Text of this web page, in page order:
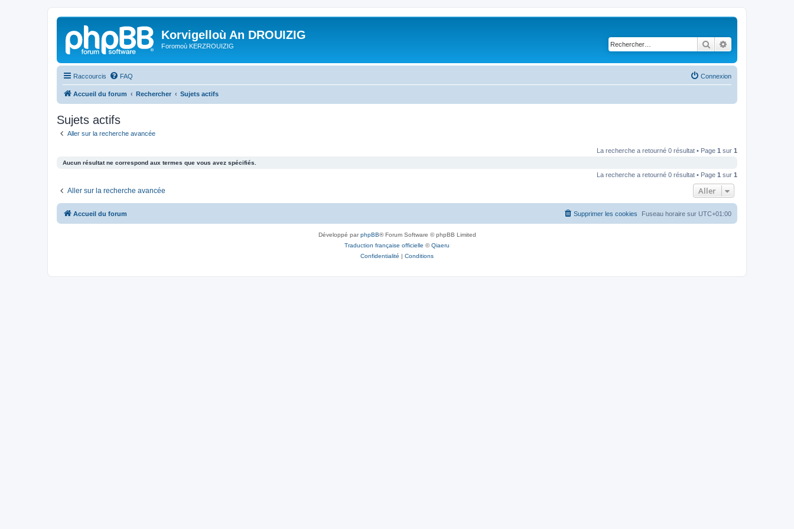
Korvigelloù An DROUIZIG
Foromoù KERZROUIZIG Rechercher
Raccourcis FAQ Connexion
Accueil du forum Rechercher Sujets actifs
Sujets actifs
Aller sur la recherche avancée
La recherche a retourné 0 résultat • Page 1 sur 1
Aucun résultat ne correspond aux termes que vous avez spécifiés.
La recherche a retourné 0 résultat • Page 1 sur 1
Aller sur la recherche avancée Aller
Accueil du forum Fuseau horaire sur UTC+01:00
Supprimer les cookies
Développé parphpBB® Forum Software © phpBB Limited
Traduction française officielle ©Qiaeru
Confidentialité | Conditions